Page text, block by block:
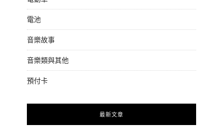
電池
音樂故事
音樂類與其他
預付卡
最新文章